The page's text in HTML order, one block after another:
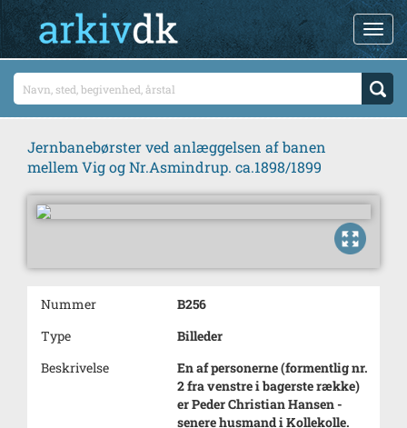
Jernbanebørster ved anlæggelsen af banen
mellem Vig og Nr.Asmindrup. ca.1898/1899
Nummer
B256
Type
Billeder
Beskrivelse
En af personerne (formentlig nr.
2 fra venstre i bagerste række)
er Peder Christian Hansen -
senere husmand i Kollekolle.